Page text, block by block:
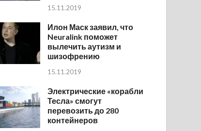
15.11.2019
Илон Маск заявил, что
Neuralink поможет
вылечить аутизм и
шизофрению
15.11.2019
Электрические «корабли
Тесла» смогут
перевозить до 280
контейнеров